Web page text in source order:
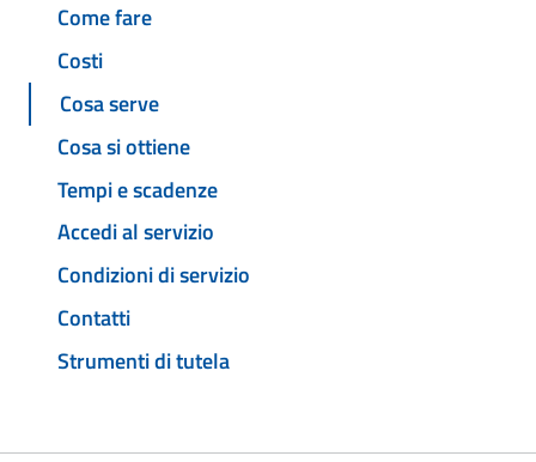
Come fare
Costi
Cosa serve
Cosa si ottiene
Tempi e scadenze
Accedi al servizio
Condizioni di servizio
Contatti
Strumenti di tutela